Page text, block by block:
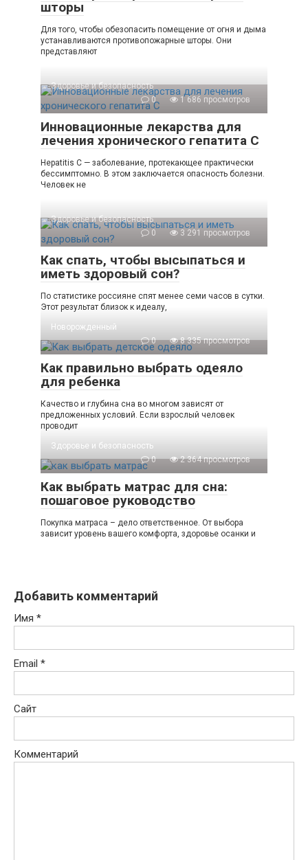
шторы
Для того, чтобы обезопасить помещение от огня и дыма
устанавливаются противопожарные шторы. Они
представляют
Здоровье и безопасность
0
1 686 просмотров
Инновационные лекарства для
лечения хронического гепатита С
Hepatitis C — заболевание, протекающее практически
бессимптомно. В этом заключается опасность болезни.
Человек не
Здоровье и безопасность
0
3 291 просмотров
Как спать, чтобы высыпаться и
иметь здоровый сон?
По статистике россияне спят менее семи часов в сутки.
Этот результат близок к идеалу,
Новорожденный
0
8 335 просмотров
Как правильно выбрать одеяло
для ребенка
Качество и глубина сна во многом зависят от
предложенных условий. Если взрослый человек
проводит
Здоровье и безопасность
0
2 364 просмотров
Как выбрать матрас для сна:
пошаговое руководство
Покупка матраса – дело ответственное. От выбора
зависит уровень вашего комфорта, здоровье осанки и
Добавить комментарий
Имя *
Email *
Сайт
Комментарий